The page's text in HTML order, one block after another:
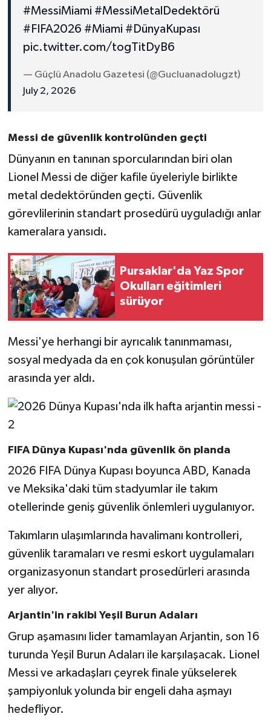
#MessiMiami #MessiMetalDedektörü
#FIFA2026 #Miami #DünyaKupası
pic.twitter.com/togTitDyB6
— Güçlü Anadolu Gazetesi (@Gucluanadolugzt)
July 2, 2026
Messi de güvenlik kontrolünden geçti
Dünyanın en tanınan sporcularından biri olan
Lionel Messi de diğer kafile üyeleriyle birlikte
metal dedektöründen geçti. Güvenlik
görevlilerinin standart prosedürü uyguladığı anlar
kameralara yansıdı.
Pursaklar'da Yaz Spor
Okulları eğitimleri
sürüyor
Messi'ye herhangi bir ayrıcalık tanınmaması,
sosyal medyada da en çok konuşulan görüntüler
arasında yer aldı.
FIFA Dünya Kupası'nda güvenlik ön planda
2026 FIFA Dünya Kupası boyunca ABD, Kanada
ve Meksika'daki tüm stadyumlar ile takım
otellerinde geniş güvenlik önlemleri uygulanıyor.
Takımların ulaşımlarında havalimanı kontrolleri,
güvenlik taramaları ve resmi eskort uygulamaları
organizasyonun standart prosedürleri arasında
yer alıyor.
Arjantin'in rakibi Yeşil Burun Adaları
Grup aşamasını lider tamamlayan Arjantin, son 16
turunda Yeşil Burun Adaları ile karşılaşacak. Lionel
Messi ve arkadaşları çeyrek finale yükselerek
şampiyonluk yolunda bir engeli daha aşmayı
hedefliyor.